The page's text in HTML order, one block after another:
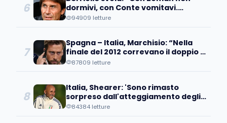
6
dormivi, con Conte vomitavi.
Quando si abbassavano i battiti…”
94909 letture
7
Spagna – Italia, Marchisio: “Nella
finale del 2012 correvano il doppio di
noi. Chissà come mai…”
87809 letture
8
Italia, Shearer: 'Sono rimasto
sorpreso dall'atteggiamento degli
azzurri, pensavamo...'
84384 letture